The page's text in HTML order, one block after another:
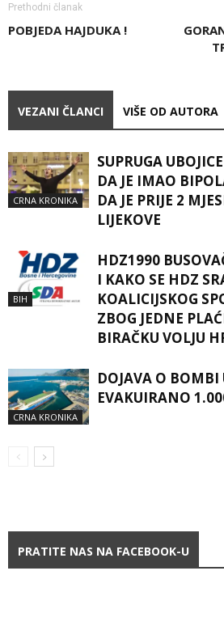
Prethodni članak
POBJEDA HAJDUKA !
VEZANI ČLANCI VIŠE OD AUTORA
CRNA KRONIKA
SUPRUGA
DA JE IMAO
DA JE PRIJE 2
LIJEKOVE
BIH
HDZ1990
I KAKO SE HDZ
KOALICIJSKOG
ZBOG JEDNE
BIRAČKU VOLJU
CRNA KRONIKA
DOJAVA O BOMBI
EVAKUIRANO
PRATITE NAS NA FACEBOOK-U